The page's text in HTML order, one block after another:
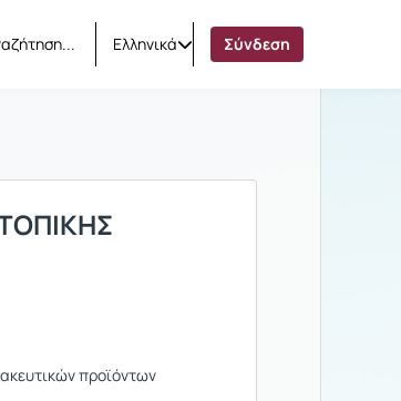
Ελληνικά Σύνδεση
προϊόντων